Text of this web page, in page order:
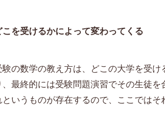
を受けるかによって変わってくる
の数学の教え方は、どこの大学を受
、最終的には受験問題演習でその生徒
いうものが存在するので、ここではそ